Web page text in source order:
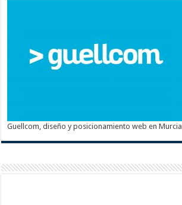
Guellcom, diseño y posicionamiento web en Murcia